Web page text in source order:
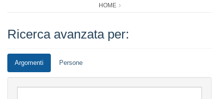
HOME
Ricerca avanzata per:
Argomenti Persone